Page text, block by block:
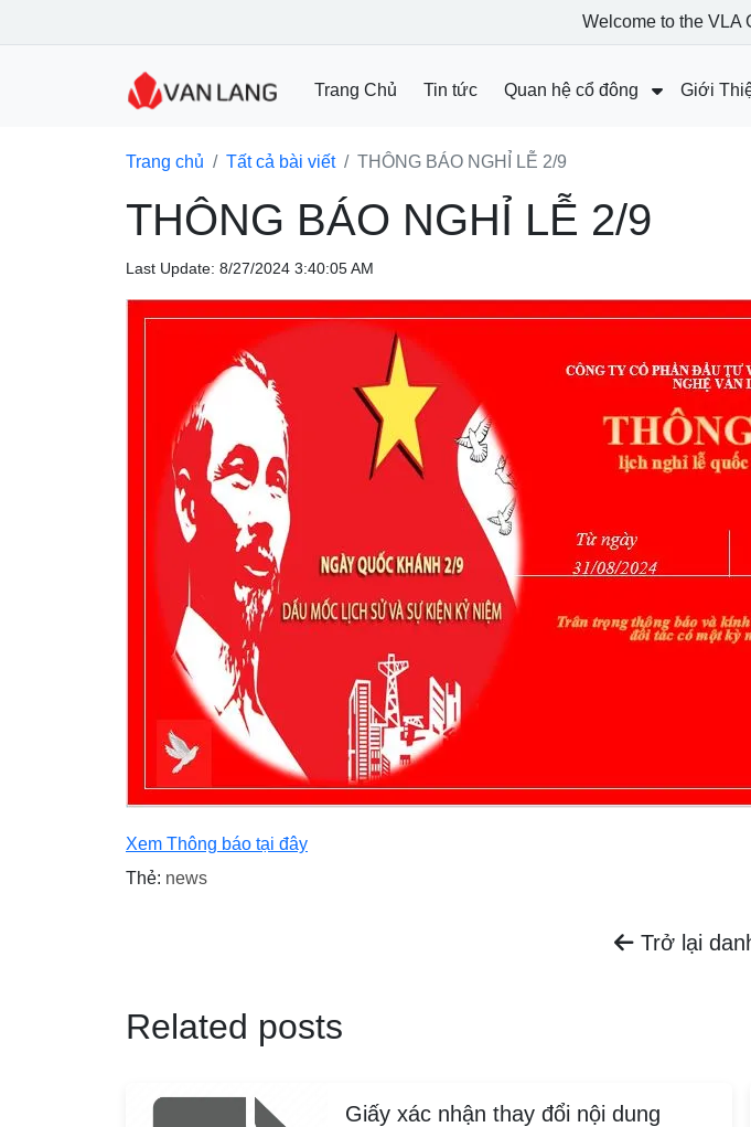
Welcome to the VLA
Trang Chủ Tin tức Quan hệ cổ đông
Đại hội đồng cổ đông
Giới
Trang chủ Tất cả bài viết THÔNG BÁO NGHỈ LỄ 2/9
THÔNG BÁO NGHỈ LỄ 2/9
Last Update: 8/27/2024 3:40:05 AM
Xem Thông báo tại đây
Thẻ: news
Trở lại
Related posts
Giấy xác nhận thay đổi nội dung